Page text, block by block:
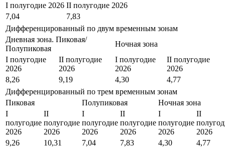
I полугодие 2026 II полугодие 2026
7,04
7,83
Дифференцированный по двум временным зонам
Дневная зона. Пиковая/
Полупиковая
Ночная зона
I полугодие
2026
II полугодие
2026
I полугодие
2026
II полугодие
2026
8,26
9,19 4,30
4,77
Дифференцированный по трем временным зонам
Пиковая
Полупиковая
Ночная зона
I
полугодие
2026
II
полугодие
2026
I
полугодие
2026
II
полугодие
2026
I
полугодие
2026
II
2026
9,26
10,31 7,04 7,83 4,30
4,77